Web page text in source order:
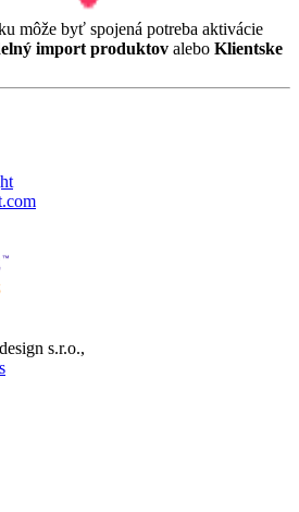
môže byť spojená potreba aktivácie
import produktov alebo Klientske
s.r.o.,